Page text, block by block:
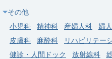
募集科目
勤務地 北海道 札幌市清
その他
小児科
精神科 産婦人科 婦
皮膚科
麻酔科 リハビリテー
健診・人間ドック
放射線科